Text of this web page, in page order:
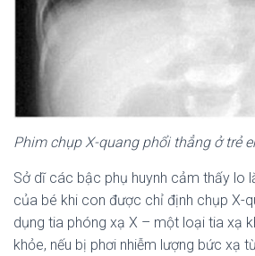
Phim chụp X-quang phổi thẳng ở trẻ
Sở dĩ các bậc phụ huynh cảm thấy lo
của bé khi con được chỉ định chụp X-
dụng tia phóng xạ X – một loại tia xạ
khỏe, nếu bị phơi nhiễm lượng bức xạ